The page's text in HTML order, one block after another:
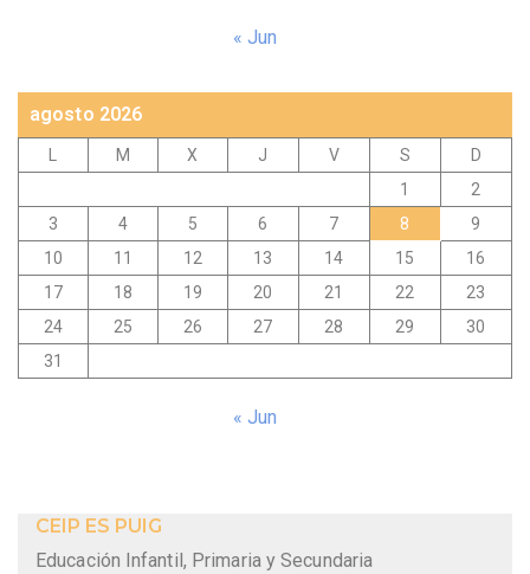
« Jun
agosto 2026
L M X J V S
D
1
2
3
4 5 6 7 8
9
10
11 12 13 14 15
16
17
18 19 20 21 22
23
24
25 26 27 28 29
30
31
« Jun
CEIP ES PUIG
Educación Infantil, Primaria y Secundaria